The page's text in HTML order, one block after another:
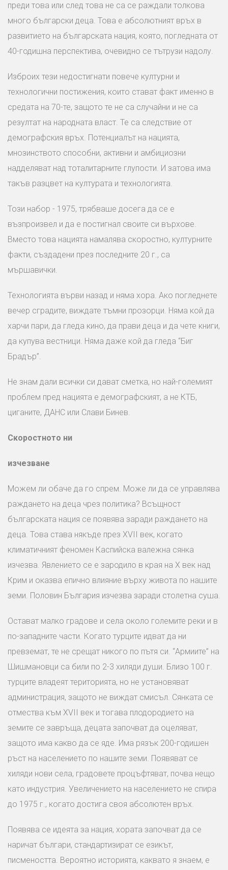
преди това или след това не са се раждали толкова
много български деца. Това е абсолютният връх в
развитието на българската нация, която, погледната от
40-годишна перспектива, очевидно се тътрузи надолу.
Изброих тези недостигнати повече културни и
технологични постижения, които стават факт именно в
средата на 70-те, защото те не са случайни и не са
резултат на народната власт. Те са следствие от
демографския връх. Потенциалът на нацията,
мнозинството способни, активни и амбициозни
надделяват над тоталитарните глупости. И затова има
такъв разцвет на културата и технологията.
Този набор - 1975, трябваше досега да се е
възпроизвел и да е постигнал своите си върхове.
Вместо това нацията намалява скоростно, културните
факти, създадени през последните 20 г., са
мършавички.
Технологията върви назад и няма хора. Ако погледнете
вечер сградите, виждате тъмни прозорци. Няма кой да
харчи пари, да гледа кино, да прави деца и да чете книги,
да купува вестници. Няма даже кой да гледа “Биг
Брадър”.
Не знам дали всички си дават сметка, но най-големият
проблем пред нацията е демографският, а не КТБ,
циганите, ДАНС или Слави Бинев.
Скоростното ни
изчезване
Можем ли обаче да го спрем. Може ли да се управлява
раждането на деца чрез политика? Всъщност
българската нация се появява заради раждането на
деца. Това става някъде през XVII век, когато
климатичният феномен Каспийска валежна сянка
изчезва. Явлението се е зародило в края на Х век над
Крим и оказва епично влияние върху живота по нашите
земи. Половин България изчезва заради столетна суша.
Остават малко градове и села около големите реки и в
по-западните части. Когато турците идват да ни
превземат, те не срещат никого по пътя си. “Армиите” на
Шишмановци са били по 2-3 хиляди души. Близо 100 г.
турците владеят територията, но не установяват
администрация, защото не виждат смисъл. Сянката се
отмества към XVII век и тогава плодородието на
земите се завръща, децата започват да оцеляват,
защото има какво да се яде. Има рязък 200-годишен
ръст на населението по нашите земи. Появяват се
хиляди нови села, градовете процъфтяват, почва нещо
като индустрия. Увеличението на населението не спира
до 1975 г., когато достига своя абсолютен връх.
Появява се идеята за нация, хората започват да се
наричат българи, стандартизират се езикът,
писмеността. Вероятно историята, каквато я знаем, е